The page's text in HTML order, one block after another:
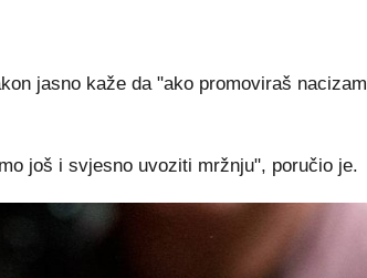
jasno kaže da "ako promoviraš nacizam
još i svjesno uvoziti mržnju", poručio je.